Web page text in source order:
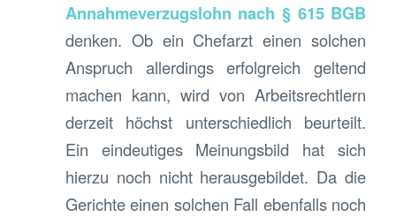
Annahmeverzugslohn nach § 615 BGB
denken. Ob ein Chefarzt einen solchen
Anspruch allerdings erfolgreich geltend
machen kann, wird von Arbeitsrechtlern
derzeit höchst unterschiedlich beurteilt.
Ein eindeutiges Meinungsbild hat sich
hierzu noch nicht herausgebildet. Da die
Gerichte einen solchen Fall ebenfalls noch